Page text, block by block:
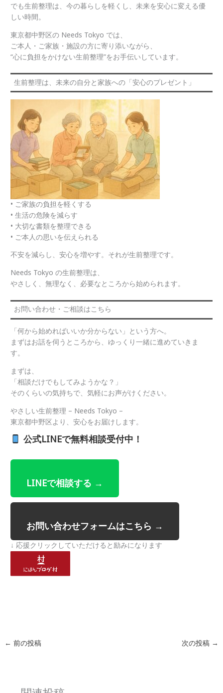
でも生前整理は、今の暮らしを軽くし、未来を安心に変える優
しい時間。
東京都中野区の Needs Tokyo では、
ご本人・ご家族・施設の方に寄り添いながら、
“心に負担をかけない生前整理”をお手伝いしています。
生前整理は、未来の自分と家族への「安心のプレゼント」
• ご家族の負担を軽くする
• 生活の危険を減らす
• 大切な書類を整理できる
• ご本人の思いを伝えられる
不安を減らし、安心を増やす。それが生前整理です。
Needs Tokyo の生前整理は、
やさしく、無理なく、必要なところから始められます。
お問い合わせ・ご相談はこちら
「何から始めればいいか分からない」という方へ。
まずはお話を伺うところから、ゆっくり一緒に進めていきま
す。
まずは、
「相談だけでもしてみようかな？」
そのくらいの気持ちで、気軽にお声がけください。
やさしい生前整理 – Needs Tokyo –
東京都中野区より、安心をお届けします。
公式LINEで無料相談受付中！
LINEで相談する →
お問い合わせフォームはこちら →
↓ 応援クリックしていただけると励みになります
← 前の投稿 次の投稿 →